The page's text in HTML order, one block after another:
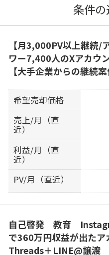
条件
【月3,000PV以上継続/
ワー7,400人のXアカウ
【大手企業からの継続案
希望売却価格
売上/月（直
近）
利益/月（直
近）
PV/月（直近）
自己啓発 教育
で360万円収益が出た
Threads＋LINE@譲渡